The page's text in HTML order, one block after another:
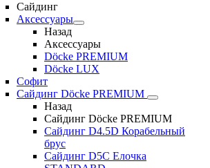
Сайдинг
Аксессуары
Назад
Аксессуары
Döcke PREMIUM
Döcke LUX
Софит
Сайдинг Döcke PREMIUM
Назад
Сайдинг Döcke PREMIUM
Сайдинг D4.5D Корабельный
брус
Сайдинг D5С Елочка